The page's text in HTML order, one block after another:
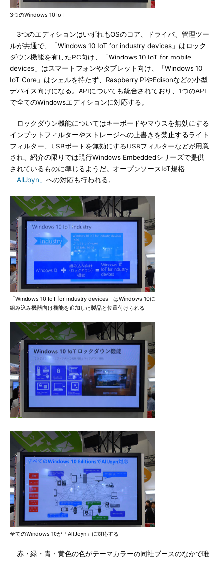
3つのWindows 10 IoT
3つのエディションはいずれもOSのコア、ドライバ、管理ツー
ルが共通で、「Windows 10 IoT for industry devices」はロック
ダウン機能を有したPC向け、「Windows 10 IoT for mobile
devices」はスマートフォンやタブレット向け、「Windows 10
IoT Core」はシェルを持たず、Raspberry PiやEdisonなどの小型
デバイス向けになる。APIについても統合されており、1つのAPI
で全てのWindowsエディションに対応する。
ロックダウン機能についてはキーボードやマウスを無効にする
インプットフィルターやストレージへの上書きを禁止するライト
フィルター、USBポートを無効にするUSBフィルターなどが用意
され、紹介の限りでは現行Windows Embeddedシリーズで提供
されているものに準じるようだ。オープンソースIoT規格
「AllJoyn」 への対応も行われる。
「Windows 10 IoT for industry devices」はWindows 10に
組み込み機器向け機能を追加した製品と位置付けられる
全てのWindows 10が「AllJoyn」に対応する
赤・緑・青・黄色の色がテーマカラーの同社ブースのなかで唯